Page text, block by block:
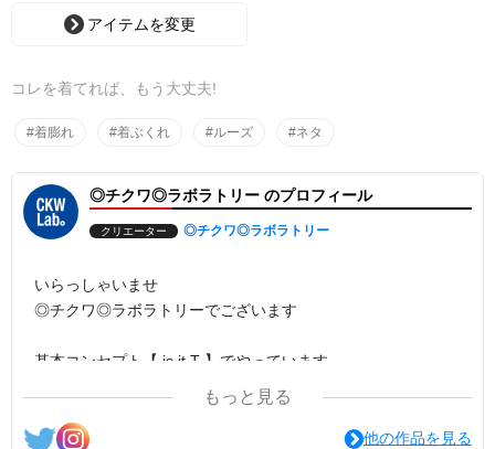
アイテムを変更
コレを着てれば、もう大丈夫!
#着膨れ #着ぶくれ #ルーズ #ネタ
◎チクワ◎ラボラトリー のプロフィール
クリエーター ◎チクワ◎ラボラトリー
いらっしゃいませ
◎チクワ◎ラボラトリーでございます
基本コンセプト【 is it.T 】でやっています
もっと見る
他の作品を見る